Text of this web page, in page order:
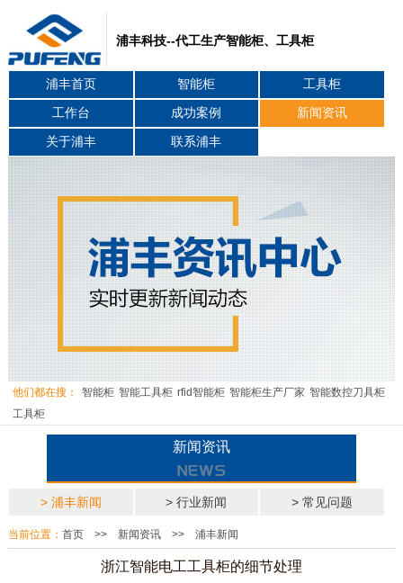
浦丰科技--代工生产智能柜、工具柜
浦丰首页 智能柜 工具柜
工作台 成功案例 新闻资讯
关于浦丰 联系浦丰
他们都在搜： 智能柜 智能工具柜 rfid智能柜 智能柜生产厂家 智能数控刀具柜
工具柜
新闻资讯
> 浦丰新闻 > 行业新闻 > 常见问题
当前位置： 首页>> 新闻资讯>> 浦丰新闻
浙江智能电工工具柜的细节处理